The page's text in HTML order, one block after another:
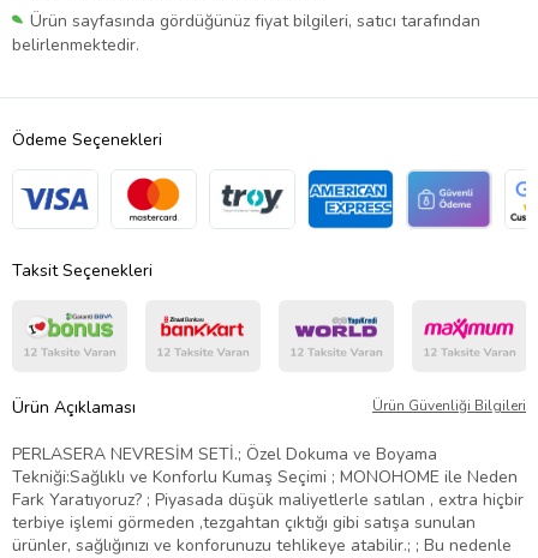
Ürün sayfasında gördüğünüz fiyat bilgileri, satıcı tarafından
belirlenmektedir.
Ödeme Seçenekleri
Taksit Seçenekleri
Ürün Açıklaması Ürün Güvenliği Bilgileri
PERLASERA NEVRESİM SETİ.; Özel Dokuma ve Boyama
Tekniği:Sağlıklı ve Konforlu Kumaş Seçimi ; MONOHOME ile Neden
Fark Yaratıyoruz? ; Piyasada düşük maliyetlerle satılan , extra hiçbir
terbiye işlemi görmeden ,tezgahtan çıktığı gibi satışa sunulan
ürünler, sağlığınızı ve konforunuzu tehlikeye atabilir.; ; Bu nedenle